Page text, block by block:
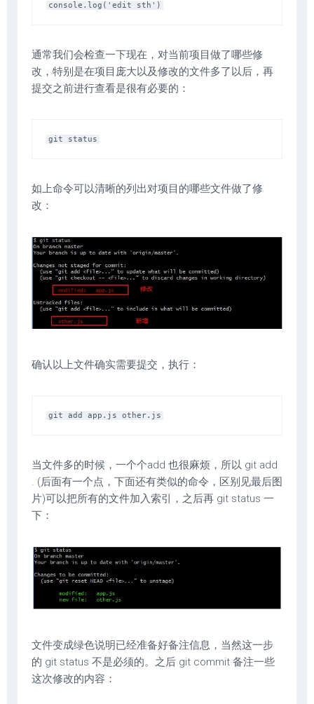
通常我们会检查一下现在，对当前项目做了哪些修
改，特别是在项目庞大以及修改的文件多了以后，再
提交之前进行查看是很有必要的：
如上命令可以清晰的列出对项目的哪些文件做了修
改：
确认以上文件确实需要提交，执行：
当文件多的时候，一个个add 也很麻烦，所以 git add
. (后面有一个点，下面还有类似的命令，区别见最后图
片)可以把所有的文件加入索引，之后再 git status 一
下：
文件变成绿色说明已经准备好备注信息，当然这一步
的 git status 不是必须的。之后 git commit 备注一些
这次修改的内容：